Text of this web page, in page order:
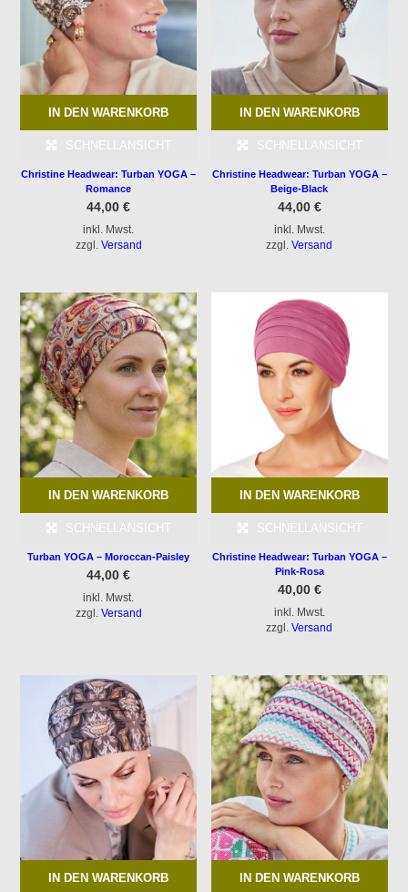
IN DEN WARENKORB
SCHNELLANSICHT
Christine Headwear: Turban YOGA –
Romance
44,00€
inkl. Mwst.
zzgl. Versand
IN DEN WARENKORB
SCHNELLANSICHT
Christine Headwear: Turban YOGA –
Beige-Black
44,00 €
inkl. Mwst.
zzgl.Versand
IN DEN WARENKORB
SCHNELLANSICHT
Turban YOGA – Moroccan-Paisley
44,00€
inkl. Mwst.
zzgl. Versand
IN DEN WARENKORB
SCHNELLANSICHT
Christine Headwear: Turban YOGA –
Pink-Rosa
40,00 €
inkl. Mwst.
zzgl.Versand
IN DEN WARENKORB IN DEN WARENKORB